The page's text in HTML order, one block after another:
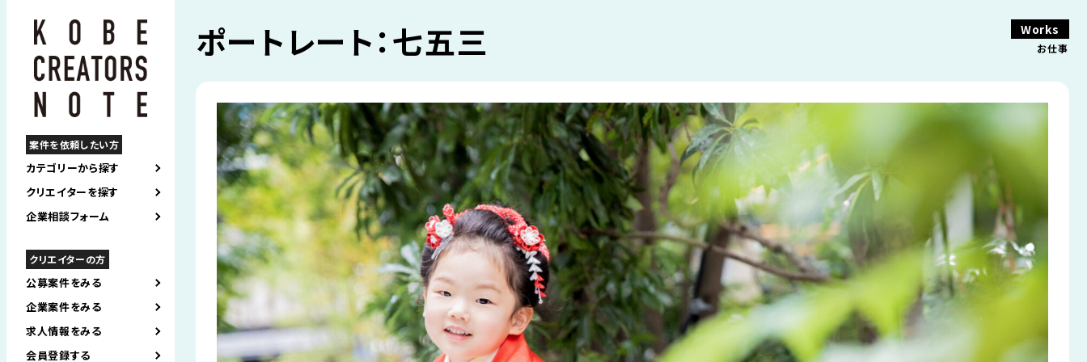
案件を依頼したい方
カテゴリーから探す
クリエイターを探す
企業相談フォーム
クリエイターの方
公募案件をみる
企業案件をみる
求人情報をみる
会員登録する
Works
お仕事
ポートレート：七五三